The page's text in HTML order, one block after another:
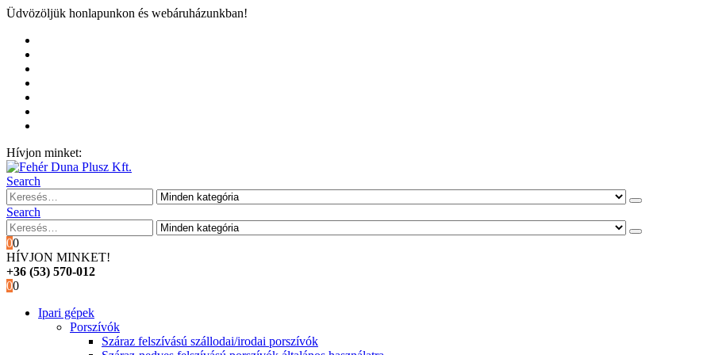
Üdvözöljük honlapunkon és webáruházunkban!
Hívjon minket:
Search
Search
00
HÍVJON MINKET!
+36 (53) 570-012
00
Ipari gépek
Porszívók
Száraz felszívású szállodai/irodai porszívók